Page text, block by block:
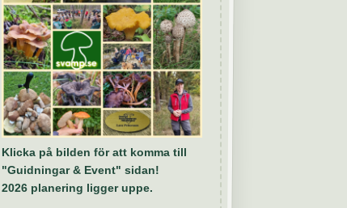
Klicka på bilden för att komma till
"Guidningar & Event" sidan!
2026 planering ligger uppe.